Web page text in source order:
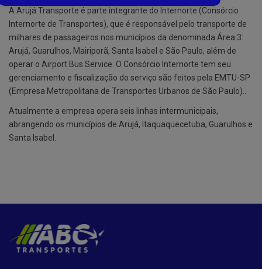
A Arujá Transporte é parte integrante do Internorte (Consórcio
Internorte de Transportes), que é responsável pelo transporte de
milhares de passageiros nos municípios da denominada Área 3:
Arujá, Guarulhos, Mairiporã, Santa Isabel e São Paulo, além de
operar o Airport Bus Service. O Consórcio Internorte tem seu
gerenciamento e fiscalização do serviço são feitos pela EMTU-SP
(Empresa Metropolitana de Transportes Urbanos de São Paulo)..
Atualmente a empresa opera seis linhas intermunicipais,
abrangendo os municípios de Arujá, Itaquaquecetuba, Guarulhos e
Santa Isabel.